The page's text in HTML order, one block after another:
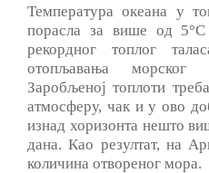
Температура океана у
порасла за више од 5°C
рекордног топлог
отопљавања
Заробљеној топлоти
атмосферу, чак и у ово
изнад хоризонта нешто
дана. Као резултат, на
количина отвореног мора.